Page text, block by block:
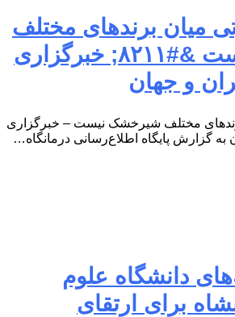
میان برندهای مختلف
شیرخشک نیست &#۸۲۱۱; خبرگزاری
و جهان
مختلف شیرخشک نیست – خبرگزاری
به گزارش پایگاه اطلاع‌رسانی درمانگاه…
دانشگاه علوم
برای ارتقای